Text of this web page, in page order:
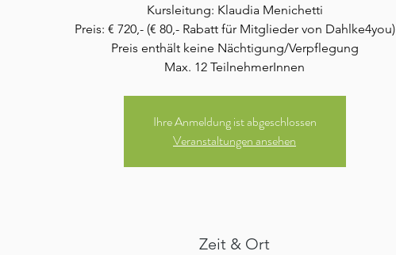
Kursleitung: Klaudia Menichetti
Preis: € 720,- (€ 80,- Rabatt für Mitglieder von Dahlke4you)
Preis enthält keine Nächtigung/Verpflegung
Max. 12 TeilnehmerInnen
Ihre Anmeldung ist abgeschlossen
Veranstaltungen ansehen
Zeit & Ort